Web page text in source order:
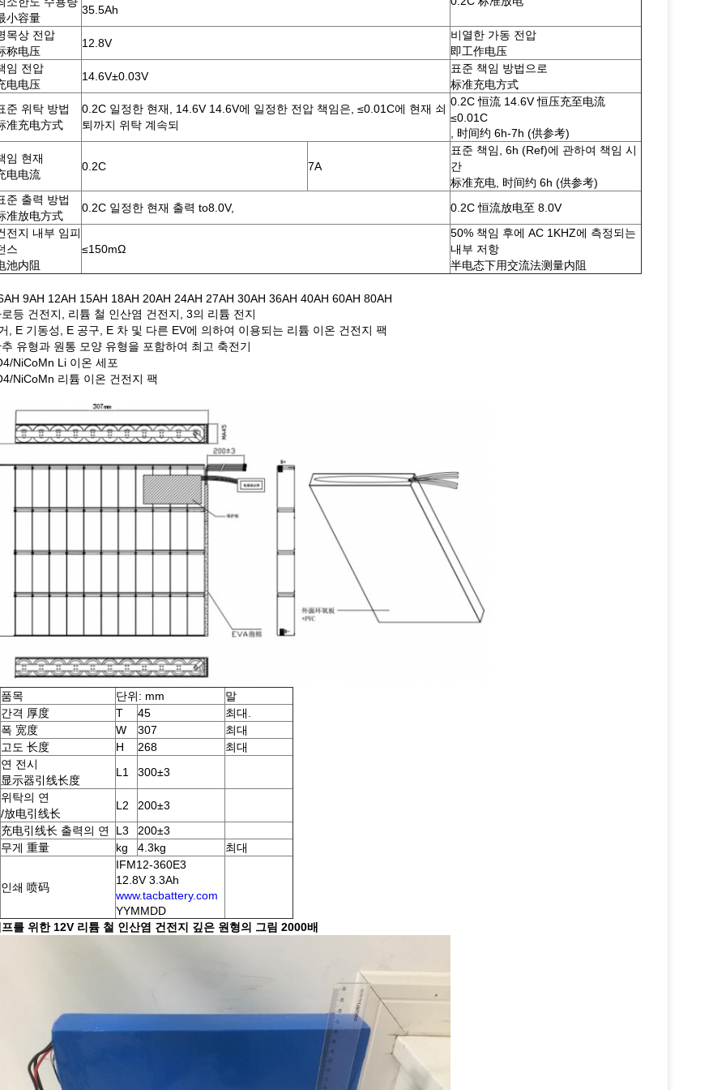
小容量
35.5Ah
목상 전압
称电压
12.8V
비열한 가동 전압
即工作电压
임 전압
电电压
14.6V±0.03V
표준 책임 방법으로
标准充电方式
준 위탁 방법
准充电方式
0.2C 일정한 현재, 14.6V 14.6V에 일정한 전압 책임은, ≤0.01C에 현재 쇠
퇴까지 위탁 계속되
0.2C 恒流 14.6V 恒压充至电流
≤0.01C
, 时间约 6h-7h (供参考)
임 현재
电电流
0.2C 7A
표준 책임, 6h (Ref)에 관하여 책임 시
간
标准充电, 时间约 6h (供参考)
준 출력 방법
准放电方式
0.2C 일정한 현재 출력 to8.0V,
0.2C 恒流放电至 8.0V
전지 내부 임피
스
池内阻
≤150mΩ
50% 책임 후에 AC 1KHZ에 측정되는
내부 저항
半电态下用交流法测量内阻
9AH 12AH 15AH 18AH 20AH 24AH 27AH 30AH 36AH 40AH 60AH 80AH
등 건전지, 리튬 철 인산염 건전지, 3의 리튬 전지
, E 기동성, E 공구, E 차 및 다른 EV에 의하여 이용되는 리튬 이온 건전지 팩
유형과 원통 모양 유형을 포함하여 최고 축전기
NiCoMn Li 이온 세포
NiCoMn 리튬 이온 건전지 팩
품목 단위: mm
말
간격 厚度
T 45
최대.
폭 宽度
W 307
최대
고도 长度
H 268
최대
연 전시
显示器引线长度
L1
300±3
위탁의 연
/放电引线长
L2
200±3
充电引线长 출력의 연
L3
200±3
무게 重量
kg 4.3kg 최대
인쇄 喷码
IFM12-360E3
12.8V 3.3Ah
www.tacbattery.com
YYMMDD
를 위한 12V 리튬 철 인산염 건전지 깊은 원형의 그림 2000배